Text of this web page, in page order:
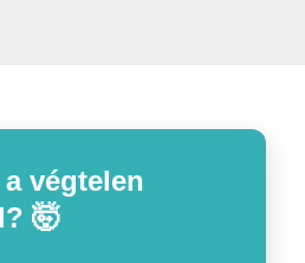
végtelen
🤯